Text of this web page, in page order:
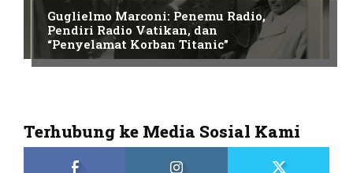
Guglielmo Marconi: Penemu Radio,
Pendiri Radio Vatikan, dan
“Penyelamat Korban Titanic”
Terhubung ke Media Sosial Kami